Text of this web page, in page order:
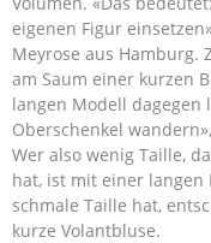
eigenen Figur
Meyrose aus Hamburg.
am Saum einer kurzen
langen Modell dagegen
Oberschenkel
Wer also wenig Taille,
hat, ist mit einer langen
schmale Taille hat,
kurze Volantbluse.